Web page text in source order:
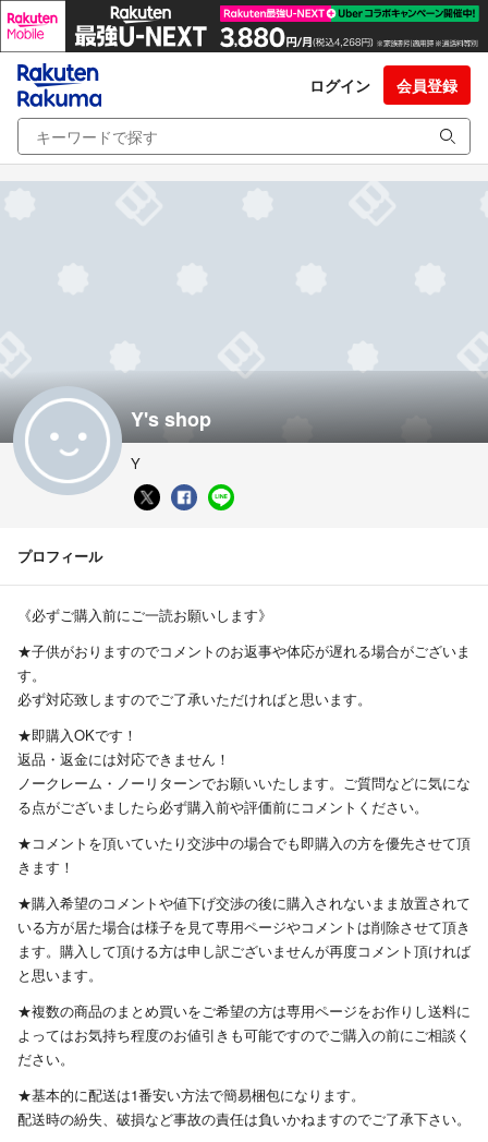
ログイン 会員登録
Y's shop
Y
プロフィール
《必ずご購入前にご一読お願いします》
★子供がおりますのでコメントのお返事や体応が遅れる場合がございま
す。
必ず対応致しますのでご了承いただければと思います。
★即購入OKです！
返品・返金には対応できません！
ノークレーム・ノーリターンでお願いいたします。ご質問などに気にな
る点がございましたら必ず購入前や評価前にコメントください。
★コメントを頂いていたり交渉中の場合でも即購入の方を優先させて頂
きます！
★購入希望のコメントや値下げ交渉の後に購入されないまま放置されて
いる方が居た場合は様子を見て専用ページやコメントは削除させて頂き
ます。購入して頂ける方は申し訳ございませんが再度コメント頂ければ
と思います。
★複数の商品のまとめ買いをご希望の方は専用ページをお作りし送料に
よってはお気持ち程度のお値引きも可能ですのでご購入の前にご相談く
ださい。
★基本的に配送は1番安い方法で簡易梱包になります。
配送時の紛失、破損など事故の責任は負いかねますのでご了承下さい。